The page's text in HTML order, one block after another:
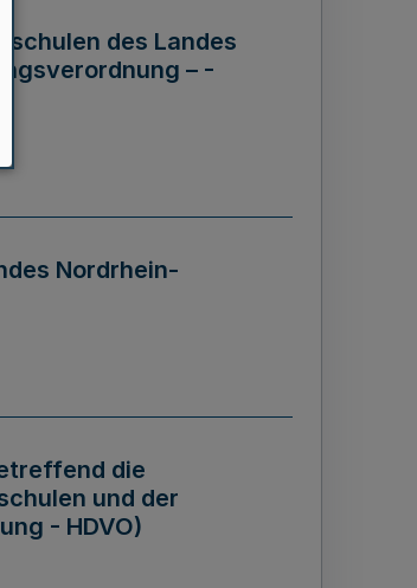
des Landes
– -
Nordrhein-
die
und der
- HDVO)